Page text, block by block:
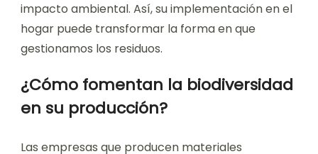
impacto ambiental. Así, su implementación en el
hogar puede transformar la forma en que
gestionamos los residuos.
¿Cómo fomentan la biodiversidad
en su producción?
Las empresas que producen materiales